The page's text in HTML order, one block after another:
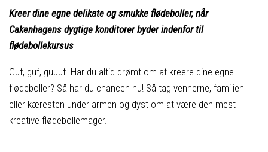
Kreer dine egne delikate og smukke flødeboller, når
Cakenhagens dygtige konditorer byder indenfor til
flødebollekursus
Guf, guf, guuuf. Har du altid drømt om at kreere dine egne
flødeboller? Så har du chancen nu! Så tag vennerne, familien
eller kæresten under armen og dyst om at være den mest
kreative flødebollemager.